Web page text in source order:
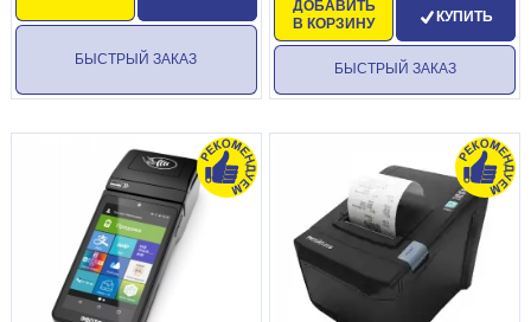
БЫСТРЫЙ ЗАКАЗ
ДОБАВИТЬ
В КОРЗИНУ
КУПИТЬ
БЫСТРЫЙ ЗАКАЗ